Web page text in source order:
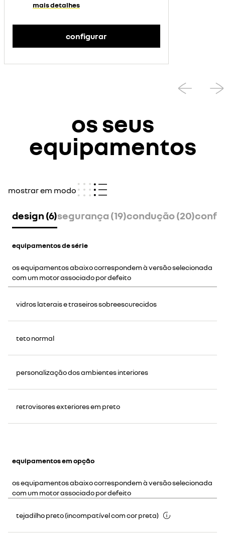
mais detalhes
configurar
os seus
equipamentos
mostrar em modo
design (6)segurança (19)condução (20)
equipamentos de série
os equipamentos abaixo correspondem à versão selecionada
com um motor associado por defeito
vidros laterais e traseiros sobreescurecidos
teto normal
personalização dos ambientes interiores
retrovisores exteriores em preto
equipamentos em opção
os equipamentos abaixo correspondem à versão selecionada
com um motor associado por defeito
tejadilho preto (incompatível com cor preta)